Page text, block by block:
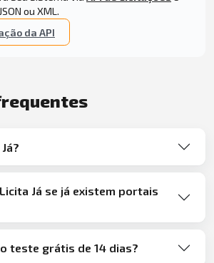
ou XML.
da API
Já se já existem portais
teste grátis de 14 dias?